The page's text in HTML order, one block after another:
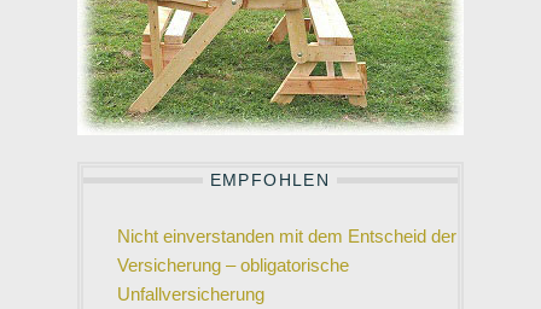
EMPFOHLEN
Nicht einverstanden mit dem Entscheid der
Versicherung – obligatorische
Unfallversicherung